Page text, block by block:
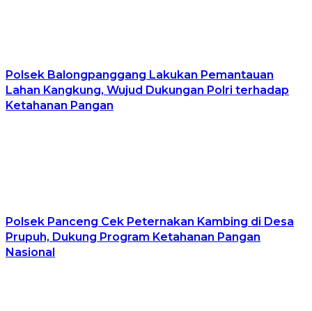
Polsek Balongpanggang Lakukan Pemantauan
Lahan Kangkung, Wujud Dukungan Polri terhadap
Ketahanan Pangan
Polsek Panceng Cek Peternakan Kambing di Desa
Prupuh, Dukung Program Ketahanan Pangan
Nasional